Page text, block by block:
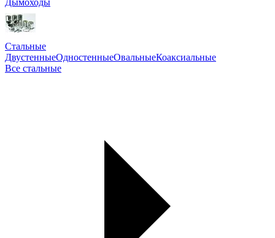
Дымоходы
Стальные
ДвустенныеОдностенныеОвальныеКоаксиальные
Все стальные